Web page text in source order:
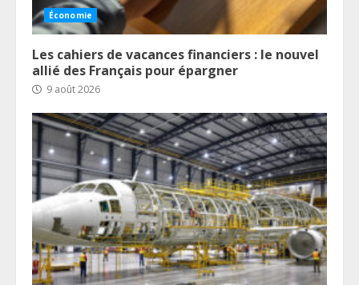
Économie
Les cahiers de vacances financiers : le nouvel
allié des Français pour épargner
9 août 2026